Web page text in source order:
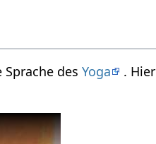
Sprache desYoga .